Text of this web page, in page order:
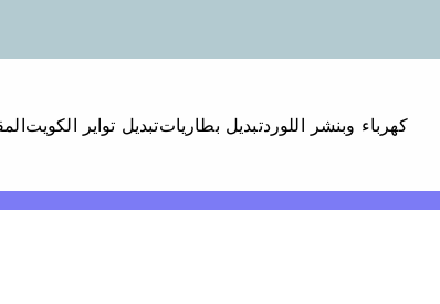
كهرباء وبنشر اللوردتبديل بطارياتتبديل تواير الكويت